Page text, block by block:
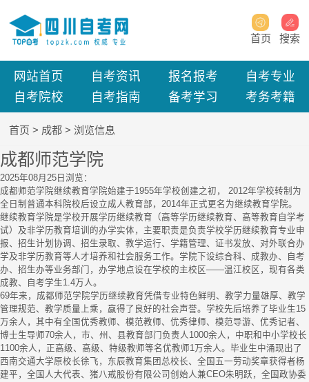
首页 搜索
网站首页 自考资讯 报名报考
自考专业
自考院校
自考指南 备考学习 考务考籍
首页 > 成都> 浏览信息
成都师范学院
2025年08月25日 浏览：
成都师范学院继续教育学院始建于1955年学校创建之初， 2012年学校转制为
全日制普通本科院校后设立成人教育部，2014年正式更名为继续教育学院。
继续教育学院是学校开展学历继续教育（高等学历继续教育、高等教育自学考
试）及非学历教育培训的办学实体，主要职责是负责学校学历继续教育专业申
报、招生计划协调、招生录取、教学运行、学籍管理、证书发放、对外联合办
学及非学历教育等人才培养和社会服务工作。学院下设综合科、成教办、自考
办、招生办等业务部门，办学地点设在学校的主校区——温江校区，现有各类
成教、自考学生1.4万人。
69年来，成都师范学院学历继续教育凭借专业特色鲜明、教学力量雄厚、教学
管理规范、教学质量上乘，赢得了良好的社会声誉。学校先后培养了毕业生15
万余人，其中有全国优秀教师、模范教师、优秀律师、模范导游、优秀记者、
博士生导师70余人，市、州、县教育部门负责人1000余人，中职和中小学校长
1100余人，正高级、高级、特级教师等名优教师1万余人。毕业生中涌现出了
西南交通大学原校长徐飞，东辰教育集团总校长、全国五一劳动奖章获得者杨
建平，全国人大代表、猪八戒股份有限公司创始人兼CEO朱明跃，全国政协委